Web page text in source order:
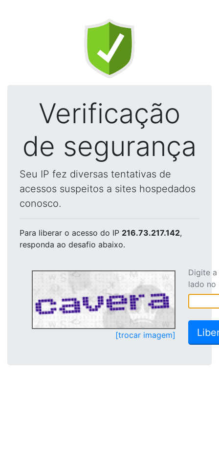
Verificação
de segurança
Seu IP fez diversas tentativas de
acessos suspeitos a sites hospedados
conosco.
Para liberar o acesso do IP 216.73.217.142,
responda ao desafio abaixo.
[trocar imagem]
Digite
lado no